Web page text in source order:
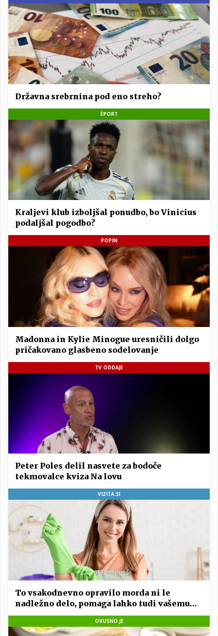
Državna srebrnina pod eno streho?
ŠPORT
Kraljevi klub izboljšal ponudbo, bo Vinicius
podaljšal pogodbo?
POPIN
Madonna in Kylie Minogue uresničili dolgo
pričakovano glasbeno sodelovanje
TV ODDAJE
Peter Poles delil nasvete za bodoče
tekmovalce kviza Na lovu
VIZITA.SI
To vsakodnevno opravilo morda ni le
nadležno delo, pomaga lahko tudi vašemu
srcu
OKUSNO.JE